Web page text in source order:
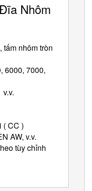
Nhôm
tấm nhôm tròn
6000, 7000,
( CC )
AW, v.v.
tùy chỉnh